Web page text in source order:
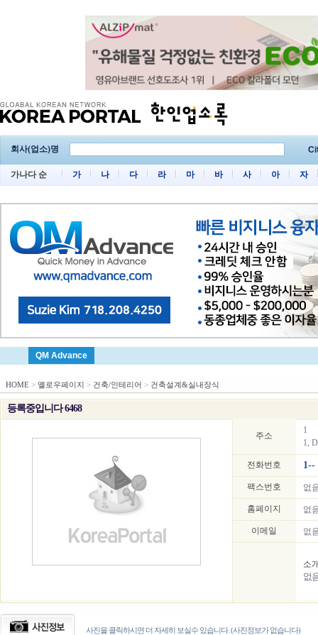
회사(업소)명
가나다 순 가 나 다 라 마 바 사 아 자
QM Advance
HOME > 옐로우페이지 > 건축/인테리어 > 건축설계&실내장식
등록중입니다 6468
주소
1
1,
전화번호 1--
팩스번호 없
홈페이지 없
이메일 없
소
없
사진을 클릭하시면 더 자세히 보실수 있습니다. (사진정보가 없습니다)